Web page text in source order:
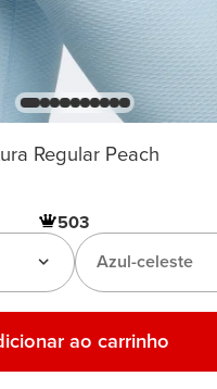
Regular Peach
503
Azul-celeste
ao carrinho